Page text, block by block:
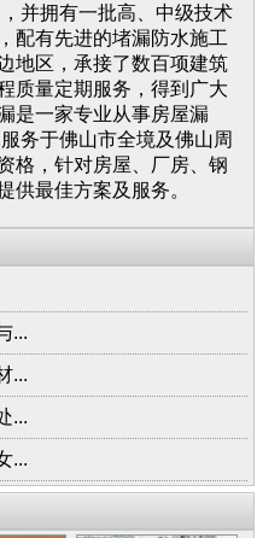
并拥有一批高、中级技术
配有先进的堵漏防水施工
地区，承接了数百项建筑
质量定期服务，得到广大
是一家专业从事房屋漏
务于佛山市全境及佛山周
格，针对房屋、厂房、钢
供最佳方案及服务。
...
...
...
...